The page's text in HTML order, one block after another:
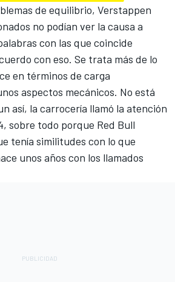
de equilibrio, Verstappen
no podían ver la causa a
con las que coincide
con eso. Se trata más de lo
en términos de carga
aspectos mecánicos. No está
así, la carrocería llamó la atención
sobre todo porque Red Bull
tenía similitudes con lo que
unos años con los llamados